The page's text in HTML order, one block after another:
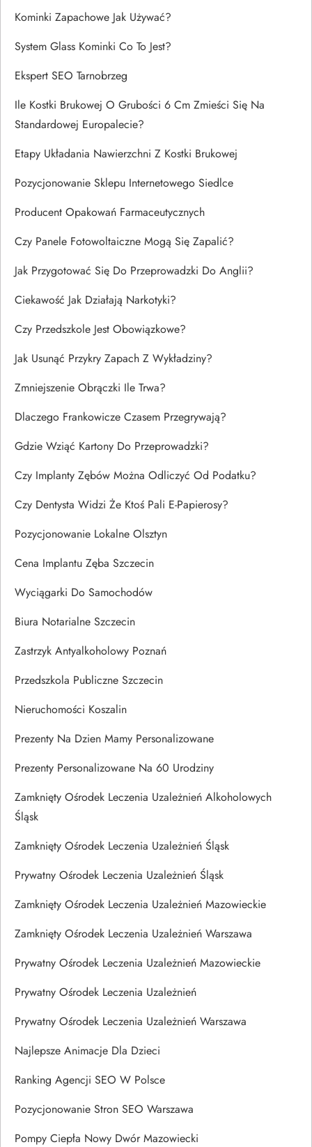
Kominki Zapachowe Jak Używać?
System Glass Kominki Co To Jest?
Ekspert SEO Tarnobrzeg
Ile Kostki Brukowej O Grubości 6 Cm Zmieści Się Na
Standardowej Europalecie?
Etapy Układania Nawierzchni Z Kostki Brukowej
Pozycjonowanie Sklepu Internetowego Siedlce
Producent Opakowań Farmaceutycznych
Czy Panele Fotowoltaiczne Mogą Się Zapalić?
Jak Przygotować Się Do Przeprowadzki Do Anglii?
Ciekawość Jak Działają Narkotyki?
Czy Przedszkole Jest Obowiązkowe?
Jak Usunąć Przykry Zapach Z Wykładziny?
Zmniejszenie Obrączki Ile Trwa?
Dlaczego Frankowicze Czasem Przegrywają?
Gdzie Wziąć Kartony Do Przeprowadzki?
Czy Implanty Zębów Można Odliczyć Od Podatku?
Czy Dentysta Widzi Że Ktoś Pali E-Papierosy?
Pozycjonowanie Lokalne Olsztyn
Cena Implantu Zęba Szczecin
Wyciągarki Do Samochodów
Biura Notarialne Szczecin
Zastrzyk Antyalkoholowy Poznań
Przedszkola Publiczne Szczecin
Nieruchomości Koszalin
Prezenty Na Dzien Mamy Personalizowane
Prezenty Personalizowane Na 60 Urodziny
Zamknięty Ośrodek Leczenia Uzależnień Alkoholowych
Śląsk
Zamknięty Ośrodek Leczenia Uzależnień Śląsk
Prywatny Ośrodek Leczenia Uzależnień Śląsk
Zamknięty Ośrodek Leczenia Uzależnień Mazowieckie
Zamknięty Ośrodek Leczenia Uzależnień Warszawa
Prywatny Ośrodek Leczenia Uzależnień Mazowieckie
Prywatny Ośrodek Leczenia Uzależnień
Prywatny Ośrodek Leczenia Uzależnień Warszawa
Najlepsze Animacje Dla Dzieci
Ranking Agencji SEO W Polsce
Pozycjonowanie Stron SEO Warszawa
Pompy Ciepła Nowy Dwór Mazowiecki